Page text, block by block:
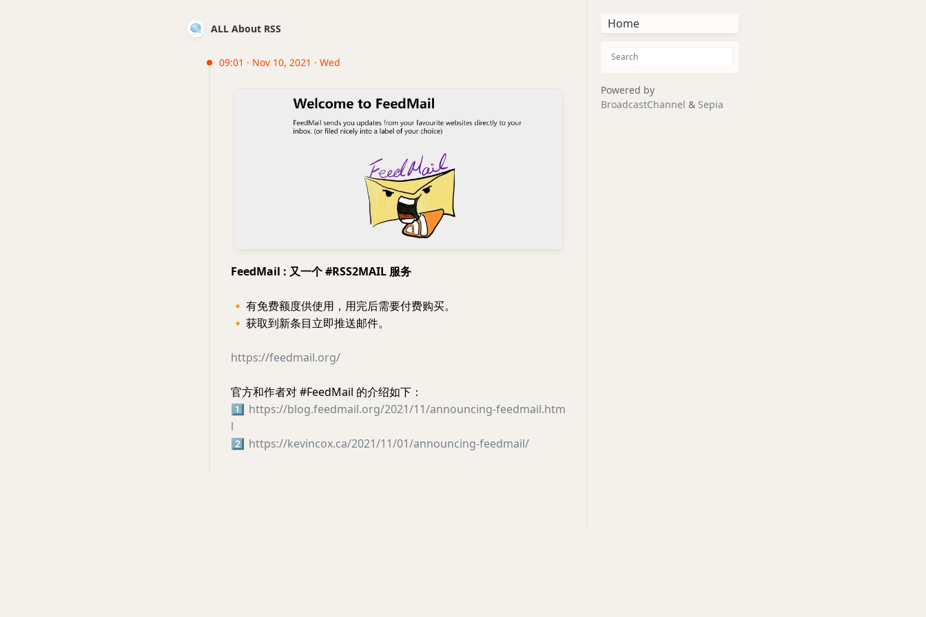
ALL About RSS
09:01 · Nov 10, 2021 · Wed
FeedMail : 又一个 #RSS2MAIL 服务
🔸 有免费额度供使用，用完后需要付费购买。
🔸 获取到新条目立即推送邮件。
https://feedmail.org/
官方和作者对 #FeedMail 的介绍如下：
1️⃣ https://blog.feedmail.org/2021/11/announcing-feedmail.htm
l
2️⃣ https://kevincox.ca/2021/11/01/announcing-feedmail/
Home
Powered by
BroadcastChannel & Sepia